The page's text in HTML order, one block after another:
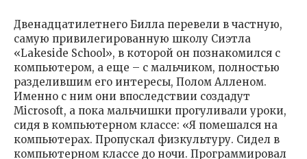
Двенадцатилетнего Билла перевели в частную,
самую привилегированную школу Сиэтла
«Lakeside School», в которой он познакомился с
компьютером, а еще – с мальчиком, полностью
разделившим его интересы, Полом Алленом.
Именно с ним они впоследствии создадут
Microsoft, а пока мальчишки прогуливали уроки,
сидя в компьютерном классе: «Я помешался на
компьютерах. Пропускал физкультуру. Сидел в
компьютерном классе до ночи. Программировал